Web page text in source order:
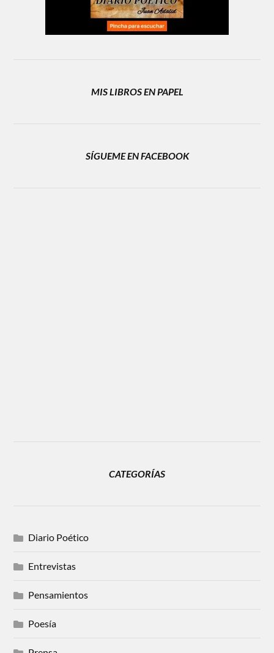
MIS LIBROS EN PAPEL
SÍGUEME EN FACEBOOK
CATEGORÍAS
Diario Poético
Entrevistas
Pensamientos
Poesía